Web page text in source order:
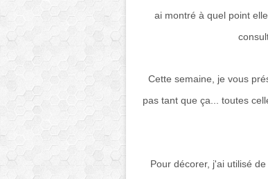
ai montré à quel point
Cette semaine, je vous
pas tant que ça... toutes
Pour décorer, j'ai utilisé